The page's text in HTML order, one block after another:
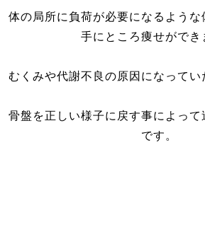
体の局所に負荷が必要になるような
手にところ痩せができ
むくみや代謝不良の原因になってい
骨盤を正しい様子に戻す事によっ
です。